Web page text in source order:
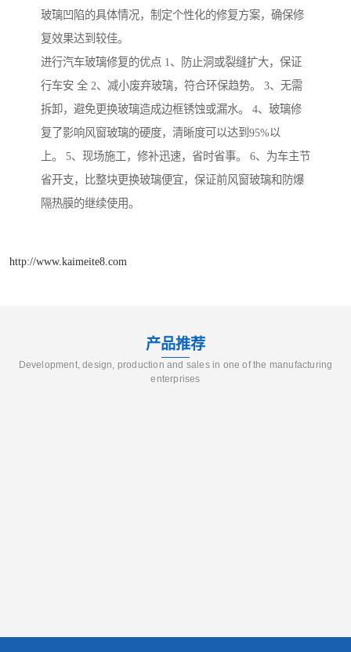
玻璃凹陷的具体情况，制定个性化的修复方案，确保修
复效果达到较佳。
进行汽车玻璃修复的优点 1、防止洞或裂缝扩大，保证
行车安 全 2、减小废弃玻璃，符合环保趋势。 3、无需
拆卸，避免更换玻璃造成边框锈蚀或漏水。 4、玻璃修
复了影响风窗玻璃的硬度，清晰度可以达到95%以
上。 5、现场施工，修补迅速，省时省事。 6、为车主节
省开支，比整块更换玻璃便宜，保证前风窗玻璃和防爆
隔热膜的继续使用。
http://www.kaimeite8.com
产品推荐
Development, design, production and sales in one of the manufacturing
enterprises